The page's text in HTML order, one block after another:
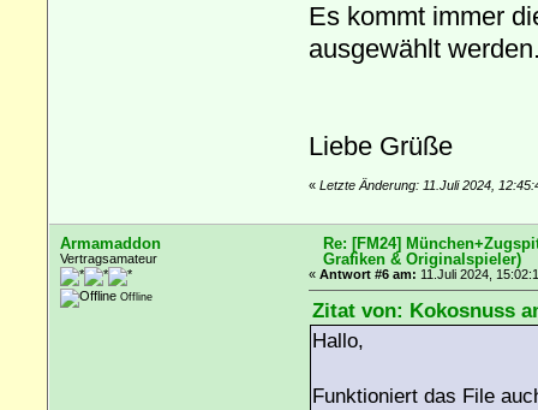
Es kommt immer
ausgewählt
Liebe Grüße
« Letzte Änderung: 11.Juli 2024,
Armamaddon
Vertragsamateur
Offline
Re: [FM24]
Grafiken & Originalspieler)
« Antwort #6 am: 11.Juli 2024,
Zitat von: Kokosnuss
Hallo,
Funktioniert das File